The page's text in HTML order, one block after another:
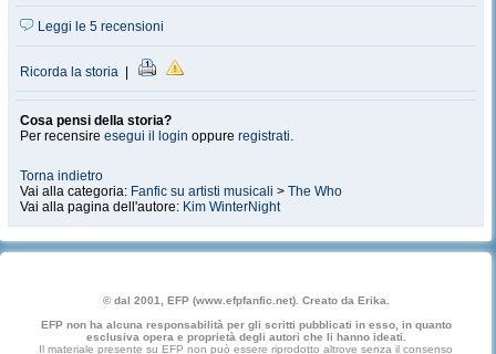
Leggi le 5 recensioni
Ricorda la storia |
Cosa pensi della storia?
Per recensire esegui il login oppure registrati
Torna indietro
Vai alla categoria: Fanfic su artisti musicali > The Who
Vai alla pagina dell'autore: Kim WinterNight
© dal 2001, EFP (www.efpfanfic.net). Creato da Erika.
EFP non ha alcuna responsabilità per gli scritti pubblicati in esso, in quanto
esclusiva opera e proprietà degli autori che li hanno ideati.
Il materiale presente su EFP non può essere riprodotto altrove senza il consenso